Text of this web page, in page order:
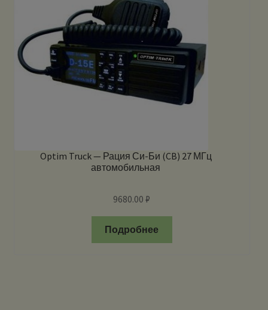
Optim Truck — Рация Си-Би (CB) 27 МГц
автомобильная
9680.00₽
Подробнее